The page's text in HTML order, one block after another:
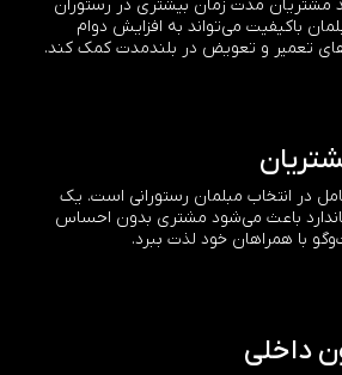
مشتریان مدت زمان بیشتری در رستوران
باکیفیت می‌تواند به افزایش دوام
تعمیر و تعویض در بلندمدت کمک کند.
در انتخاب مبلمان رستورانی است. یک
باعث می‌شود مشتری بدون احساس
با همراهان خود لذت ببرد.
داخلی